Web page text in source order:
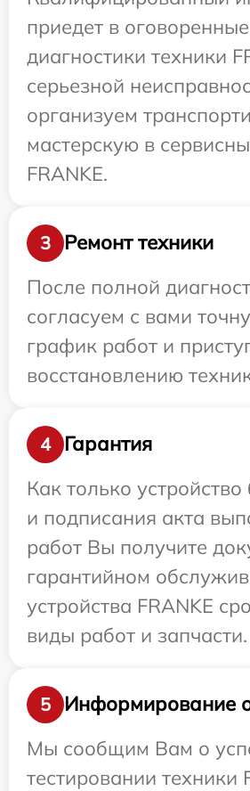
приедет в
диагностики техники
серьезной
организуем
мастерскую в
FRANKE.
3
Ремонт техники
После полной
согласуем с вами
график работ и
восстановлению
4
Гарантия
Как только устройство
и подписания акта
работ Вы получите
гарантийном
устройства FRANKE
виды работ и запчасти.
5
Информирование о
Мы сообщим Вам о
тестировании техники